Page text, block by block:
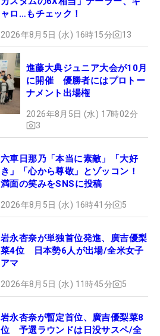
ャロ…もチェック！
2026年8月5日 (水) 16時15分 13
進藤大典ジュニア大会が10月
に開催 優勝者にはプロトー
ナメント出場権
2026年8月5日 (水) 17時02分
3
六車日那乃「本当に素敵」「大好
き」「心から尊敬」とゾッコン！
満面の笑みをSNSに投稿
2026年8月5日 (水) 16時41分 5
岩永杏奈が単独首位発進、廣吉優梨
菜4位 日本勢6人が出場/全米女子
アマ
2026年8月5日 (水) 11時45分 5
岩永杏奈が暫定首位、廣吉優梨菜8
位 予選ラウンドは日没サスペ/全